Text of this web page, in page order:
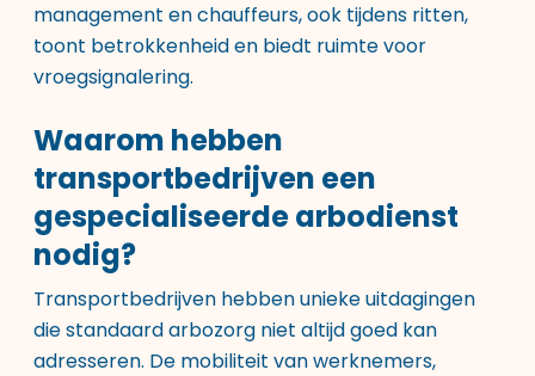
management en chauffeurs, ook tijdens ritten,
toont betrokkenheid en biedt ruimte voor
vroegsignalering.
Waarom hebben
transportbedrijven een
gespecialiseerde arbodienst
nodig?
Transportbedrijven hebben unieke uitdagingen
die standaard arbozorg niet altijd goed kan
adresseren. De mobiliteit van werknemers,